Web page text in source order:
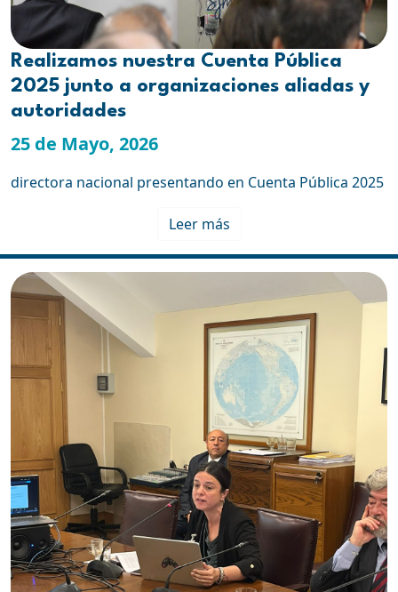
Realizamos nuestra Cuenta Pública
2025 junto a organizaciones aliadas y
autoridades
25 de Mayo, 2026
directora nacional presentando en Cuenta Pública 2025
Leer más